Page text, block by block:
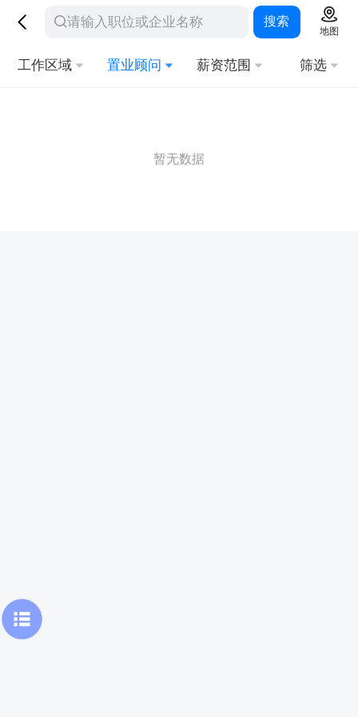
搜索
地图
工作区域 置业顾问 薪资范围 筛选
暂无数据